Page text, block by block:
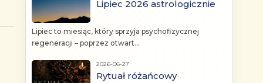
Lipiec 2026 astrologicznie
Lipiec to miesiąc, który sprzyja psychofizycznej
regeneracji – poprzez otwart...
2026-06-27
Rytuał różańcowy